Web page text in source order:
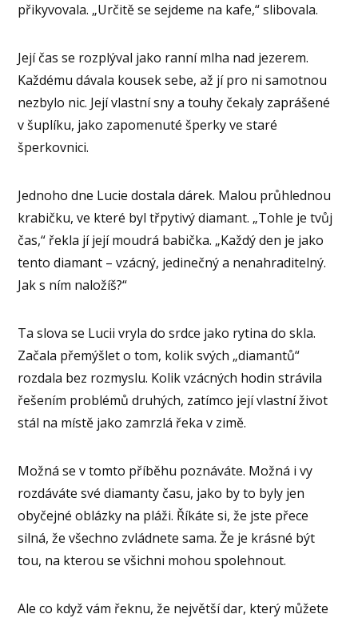
přikyvovala. „Určitě se sejdeme na kafe,“ slibovala.
Její čas se rozplýval jako ranní mlha nad jezerem.
Každému dávala kousek sebe, až jí pro ni samotnou
nezbylo nic. Její vlastní sny a touhy čekaly zaprášené
v šuplíku, jako zapomenuté šperky ve staré
šperkovnici.
Jednoho dne Lucie dostala dárek. Malou průhlednou
krabičku, ve které byl třpytivý diamant. „Tohle je tvůj
čas,“ řekla jí její moudrá babička. „Každý den je jako
tento diamant – vzácný, jedinečný a nenahraditelný.
Jak s ním naložíš?“
Ta slova se Lucii vryla do srdce jako rytina do skla.
Začala přemýšlet o tom, kolik svých „diamantů“
rozdala bez rozmyslu. Kolik vzácných hodin strávila
řešením problémů druhých, zatímco její vlastní život
stál na místě jako zamrzlá řeka v zimě.
Možná se v tomto příběhu poznáváte. Možná i vy
rozdáváte své diamanty času, jako by to byly jen
obyčejné oblázky na pláži. Říkáte si, že jste přece
silná, že všechno zvládnete sama. Že je krásné být
tou, na kterou se všichni mohou spolehnout.
Ale co když vám řeknu, že největší dar, který můžete